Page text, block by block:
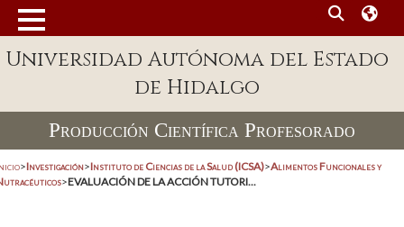
Universidad Autónoma del Estado
de Hidalgo
Producción Científica Profesorado
>Investigación>Instituto de Ciencias de la Salud (ICSA)>Alimentos Funcionales y
>EVALUACIÓN DE LA ACCIÓN TUTORI...